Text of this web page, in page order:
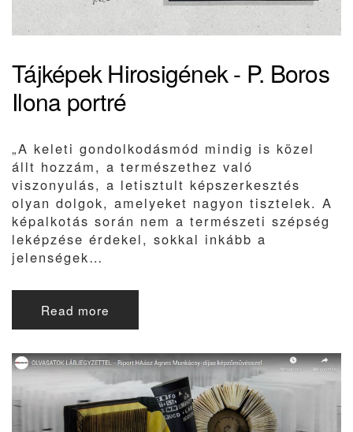
Tájképek Hirosigének - P. Boros
Ilona portré
„A keleti gondolkodásmód mindig is közel
állt hozzám, a természethez való
viszonyulás, a letisztult képszerkesztés
olyan dolgok, amelyeket nagyon tisztelek. A
képalkotás során nem a természeti szépség
leképzése érdekel, sokkal inkább a
jelenségek…
Read more